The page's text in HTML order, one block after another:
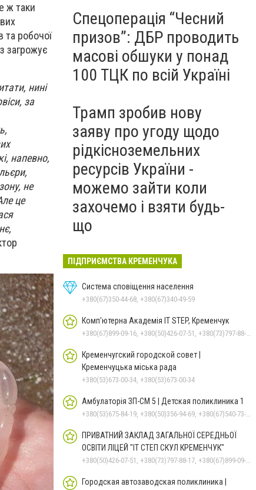
ж таки
та робочої
загрожує
нині
за
напевно,
не
це
Спецоперація “Чесний
призов”: ДБР проводить
масові обшуки у понад
100 ТЦК по всій Україні
Трамп зробив нову
заяву про угоду щодо
рідкісноземельних
ресурсів України -
можемо зайти коли
захочемо і взяти будь-
що
ПІДПРИЄМСТВА КРЕМЕНЧУКА
Система сповіщення населення
+380(67)350-44-68, +380(67)340-49-59
Комп'ютерна Академія IT STEP, Кременчук
+380(67)899-09-16, +380(50)426-07-51, +380(73)797-88-17
Кременчугский городской совет |
Кременчуцька міська рада
+380(53)673-00-34, +380(53)673-00-34
Амбулаторія ЗП-СМ 5 | Детская поликлиника 1
+380(53)675-84-19, +380(50)356-94-69, +380(67)540-73-87
ПРИВАТНИЙ ЗАКЛАД ЗАГАЛЬНОЇ СЕРЕДНЬОЇ
ОСВІТИ ЛІЦЕЙ "ІТ СТЕП СКУЛ КРЕМЕНЧУК"
+380(50)426-07-51, +380(73)797-88-17, +380(67)899-09-16
Городская автозаводская поликлиника |